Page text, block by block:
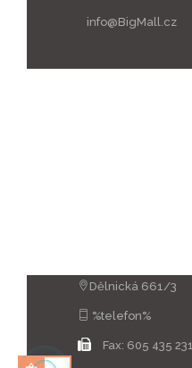
info@BigMall.cz
Dělnická 661/3
%telefon%
Fax: 605 435 231